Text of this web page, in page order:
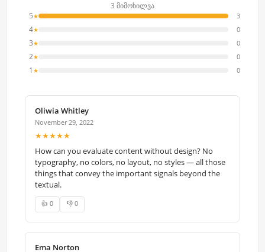
3 მიმოხილვა
5★ 3
4★ 0
3★ 0
2★ 0
1 ★ 0
Oliwia Whitley
November 29, 2022
★★★★★
How can you evaluate content without design? No
typography, no colors, no layout, no styles — all those
things that convey the important signals beyond the
textual.
👍 0 👎 0
Ema Norton